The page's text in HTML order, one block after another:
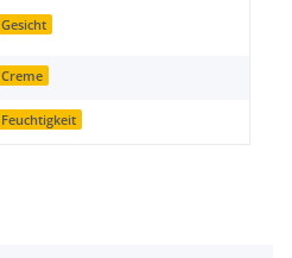
Gesicht
Creme
Feuchtigkeit